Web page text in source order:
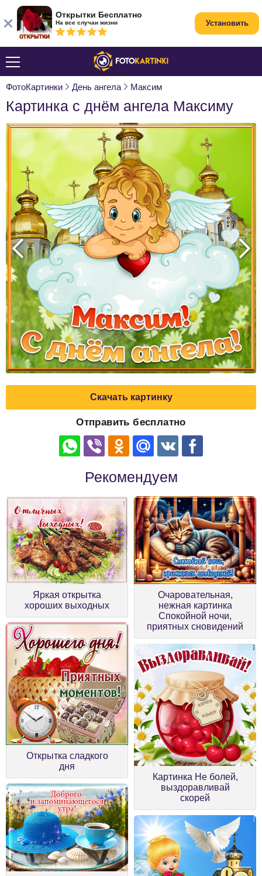
ФотоКартинки День ангела Максим
Картинка с днём ангела Максиму
Скачать картинку
Отправить бесплатно
Рекомендуем
Яркая открытка
хороших выходных
Очаровательная,
нежная картинка
Спокойной ночи,
приятных сновидений
Открытка сладкого
дня
Картинка Не болей,
выздоравливай
скорей
Открытки Бесплатно
На все случаи жизни Установить